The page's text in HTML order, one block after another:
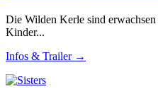
Die Wilden Kerle sind
Kinder...
Infos & Trailer →